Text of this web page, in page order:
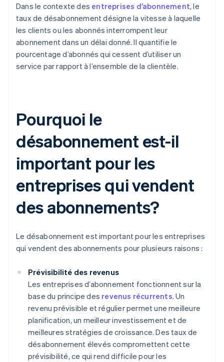
Dans le contexte des entreprises d’abonnement, le
taux de désabonnement désigne la vitesse à laquelle
les clients ou les abonnés interrompent leur
abonnement dans un délai donné. Il quantifie le
pourcentage d’abonnés qui cessent d’utiliser un
service par rapport à l’ensemble de la clientèle.
Pourquoi le
désabonnement est-il
important pour les
entreprises qui vendent
des abonnements?
Le désabonnement est important pour les entreprises
qui vendent des abonnements pour plusieurs raisons :
Prévisibilité des revenus
Les entreprises d’abonnement fonctionnent sur la
base du principe des revenus récurrents. Un
revenu prévisible et régulier permet une meilleure
planification, un meilleur investissement et de
meilleures stratégies de croissance. Des taux de
désabonnement élevés compromettent cette
prévisibilité, ce qui rend difficile pour les